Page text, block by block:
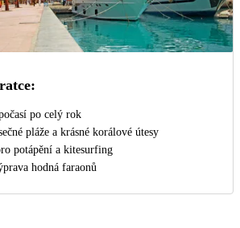
po celý rok
pláže a krásné korálové útesy
potápění a kitesurfing
hodná faraonů